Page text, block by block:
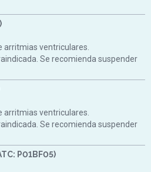
arritmias ventriculares.
Se recomienda suspender
arritmias ventriculares.
Se recomienda suspender
P01BF05)